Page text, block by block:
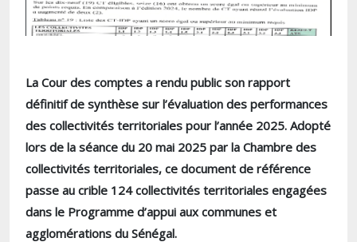
La Cour des comptes a rendu public son rapport
définitif de synthèse sur l’évaluation des performances
des collectivités territoriales pour l’année 2025. Adopté
lors de la séance du 20 mai 2025 par la Chambre des
collectivités territoriales, ce document de référence
passe au crible 124 collectivités territoriales engagées
dans le Programme d’appui aux communes et
agglomérations du Sénégal.